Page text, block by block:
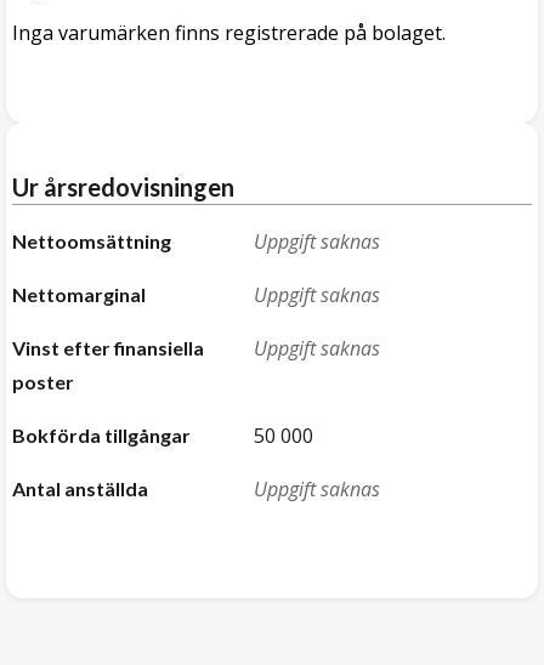
Inga varumärken finns registrerade på bolaget.
Ur årsredovisningen
Nettoomsättning Uppgift saknas
Nettomarginal Uppgift saknas
Vinst efter finansiella
poster
Uppgift saknas
Bokförda tillgångar 50 000
Antal anställda Uppgift saknas